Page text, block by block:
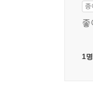
종
좋
1명